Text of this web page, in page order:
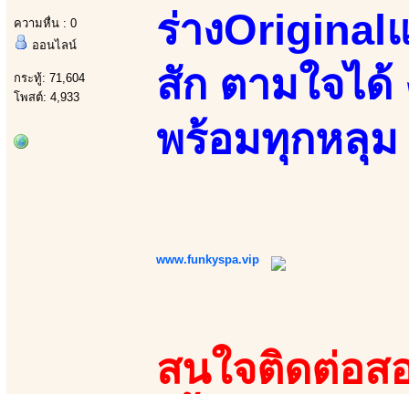
ความหื่น : 0
ออนไลน์
กระทู้: 71,604
โพสต์: 4,933
ร่างOriginal
สัก ตามใจได้
พร้อมทุกหลุม
www.funkyspa.vip
สนใจติดต่อส